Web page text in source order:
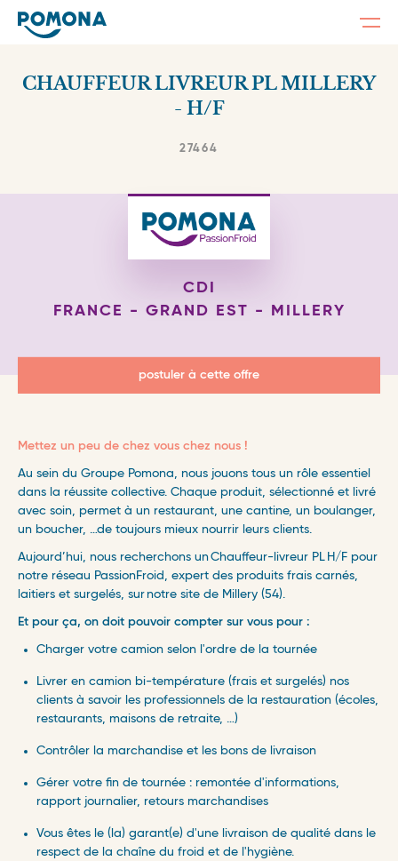
mainCHAUFFEUR LIVREUR PL MILLERY
- H/F
27464
CDI
FRANCE - GRAND EST - MILLERY
postuler à cette offre
Mettez un peu de chez vous chez nous !
Au sein du Groupe Pomona, nous jouons tous un rôle essentiel
dans la réussite collective. Chaque produit, sélectionné et livré
avec soin, permet à un restaurant, une cantine, un boulanger,
un boucher, …de toujours mieux nourrir leurs clients.
Aujourd’hui, nous recherchons un Chauffeur-livreur PL H/F pour
notre réseau PassionFroid, expert des produits frais carnés,
laitiers et surgelés, sur notre site de Millery (54).
Et pour ça, on doit pouvoir compter sur vous pour :
Charger votre camion selon l'ordre de la tournée
Livrer en camion bi-température (frais et surgelés) nos
clients à savoir les professionnels de la restauration (écoles,
restaurants, maisons de retraite, …)
Contrôler la marchandise et les bons de livraison
Gérer votre fin de tournée : remontée d'informations,
rapport journalier, retours marchandises
Vous êtes le (la) garant(e) d'une livraison de qualité dans le
respect de la chaîne du froid et de l'hygiène.